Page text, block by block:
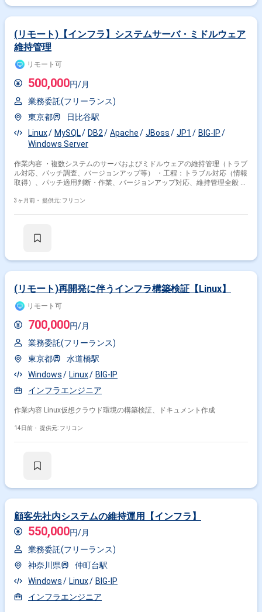
(リモート)【インフラ】システムサーバ・ミドルウェア
維持管理
リモート可
500,000円/月
業務委託(フリーランス)
東京都
日比谷駅
Linux
MySQL DB2 Apache JBoss JP1
BIG-IP
Windows Server
作業内容 ・複数システムのサーバおよびミドルウェアの維持管理（トラブ
ル対応、パッチ調査、バージョンアップ等） ・工程：トラブル対応（情報
取得）、パッチ適用判断・作業、バージョンアップ対応、維持管理全般 ・
JBoss、WebSphere、JP1、SEP、BIG-IP 等 ・DB：MySQL、DB2
3ヶ月前・ 提供元: フリコン
(リモート)再開発に伴うインフラ構築検証【Linux】
リモート可
700,000円/月
業務委託(フリーランス)
東京都
水道橋駅
Windows
Linux
BIG-IP
インフラエンジニア
作業内容 Linux仮想クラウド環境の構築検証、ドキュメント作成
14日前・ 提供元: フリコン
顧客先社内システムの維持運用【インフラ】
550,000円/月
業務委託(フリーランス)
神奈川県
仲町台駅
Windows
Linux
BIG-IP
インフラエンジニア